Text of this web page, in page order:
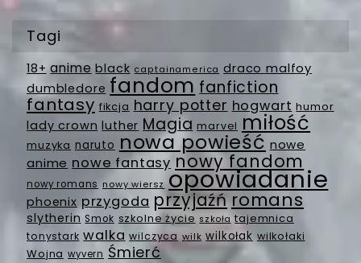
Tagi
18+ anime black captainamerica draco malfoy
dumbledore fandom fanfiction
fantasy fikcja harry potter hogwart humor
lady crown luther Magia marvel miłość
muzyka naruto nowa powieść nowe
anime nowe fantasy nowy fandom
nowy romans nowy wiersz opowiadanie
phoenix przygoda przyjaźń romans
slytherin Smok szkolne życie szkoła tajemnica
tonystark walka wilczyca wilk wilkołak wilkołaki
Wojna wyvern Śmierć